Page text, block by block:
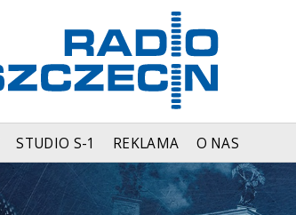
STUDIO S-1 REKLAMA O NAS